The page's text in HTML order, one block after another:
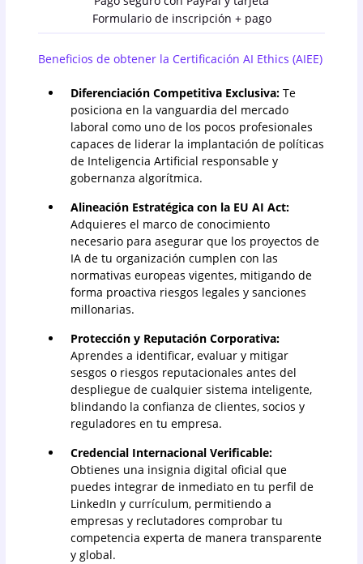
Formulario de inscripción + pago
Beneficios de obtener la Certificación AI Ethics (AIEE)
Diferenciación Competitiva Exclusiva: Te
posiciona en la vanguardia del mercado
laboral como uno de los pocos profesionales
capaces de liderar la implantación de políticas
de Inteligencia Artificial responsable y
gobernanza algorítmica.
Alineación Estratégica con la EU AI Act:
Adquieres el marco de conocimiento
necesario para asegurar que los proyectos de
IA de tu organización cumplen con las
normativas europeas vigentes, mitigando de
forma proactiva riesgos legales y sanciones
millonarias.
Protección y Reputación Corporativa:
Aprendes a identificar, evaluar y mitigar
sesgos o riesgos reputacionales antes del
despliegue de cualquier sistema inteligente,
blindando la confianza de clientes, socios y
reguladores en tu empresa.
Credencial Internacional Verificable:
Obtienes una insignia digital oficial que
puedes integrar de inmediato en tu perfil de
LinkedIn y currículum, permitiendo a
empresas y reclutadores comprobar tu
competencia experta de manera transparente
y global.